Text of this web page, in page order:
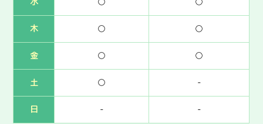
木 ○ ○
金 ○ ○
土 ○ -
日 - -